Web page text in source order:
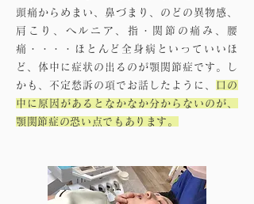
頭痛からめまい、鼻づまり、のどの異物感、
肩こり、ヘルニア、指・関節の痛み、腰
痛・・・・ほとんど全身病といっていいほ
ど、体中に症状の出るのが顎関節症です。し
かも、不定愁訴の項でお話したように、
口の
中に原因があるとなかなか分からないのが、
顎関節症の恐い点でもあります。